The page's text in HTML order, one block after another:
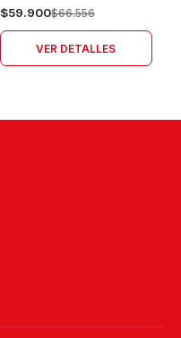
$59.900$66.556
VER DETALLES